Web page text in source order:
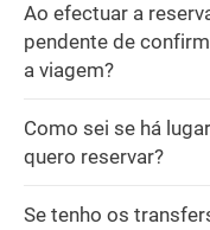
Ao efectuar a
pendente de
a viagem?
Como sei se há
quero reservar?
Se tenho os